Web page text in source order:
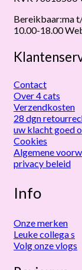
Bereikbaar:ma
10.00-18.00
Contact
Over 4 cats
Verzendkosten
28 dgn
uw klacht goed
Cookies
Algemene
privacy beleid
Info
Onze merken
Leuke collega s
Volg onze vlogs